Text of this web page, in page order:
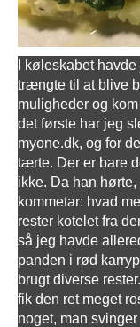
I køleskabet
trængte til at blive
muligheder og
det første har jeg
myone.dk, og for
tærte. Der er bare
ikke. Da han
kommetar: hvad
rester kotelet fra
så jeg havde
panden i rød
brugt diverse
fik den ret meget
noget, man